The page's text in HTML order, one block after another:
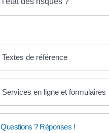
Textes de référence
Services en ligne et formulaires
Questions ? Réponses !